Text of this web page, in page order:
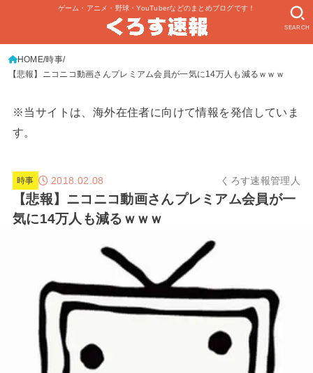
ゲーム・アニメ・野球・YouTuberなどのまとめブログです！
SEARCH
HOME 時事
【悲報】ニコニコ動画さんプレミアム会員が一気に14万人も減るｗｗｗ
※当サイトは、海外在住者に向けて情報を発信していま
す。
時事 2018.02.08 くろす速報管理人
【悲報】ニコニコ動画さんプレミアム会員が一
気に14万人も減るｗｗｗ